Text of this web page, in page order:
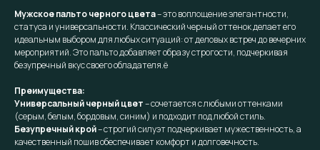
Мужское пальто черного цвета– это воплощение элегантности,
статуса и универсальности. Классический черный оттенок делает его
идеальным выбором для любых ситуаций: от деловых встреч до вечерних
мероприятий. Это пальто добавляет образу строгости, подчеркивая
безупречный вкус своего обладателя.ё
Преимущества:
Универсальный черный цвет– сочетается с любыми оттенками
(серым, белым, бордовым, синим) и подходит под любой стиль.
Безупречный крой– строгий силуэт подчеркивает мужественность, а
качественный пошив обеспечивает комфорт и долговечность.